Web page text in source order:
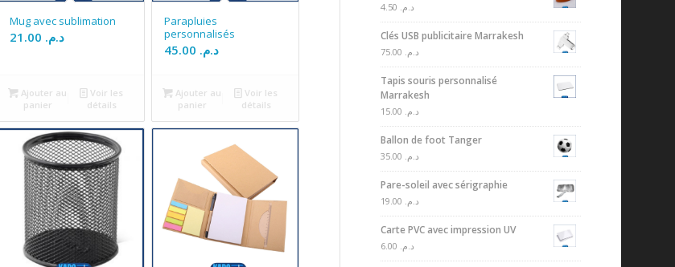
Mug avec sublimation
د.م.
Ajouter au
panier
Voir les
détails
Parapluies
personnalisés
د.م.
Ajouter au
panier
Voir les
détails
د.م.
Clés USB publicitaire Marrakesh
د.م.
Tapis souris personnalisé
Marrakesh
د.م.
Ballon de foot Tanger
د.م.
Pare-soleil avec sérigraphie
د.م.
Carte PVC avec impression UV
د.م.